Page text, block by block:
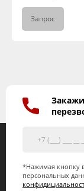
Запрос
*Нажимая кнопку
персональных